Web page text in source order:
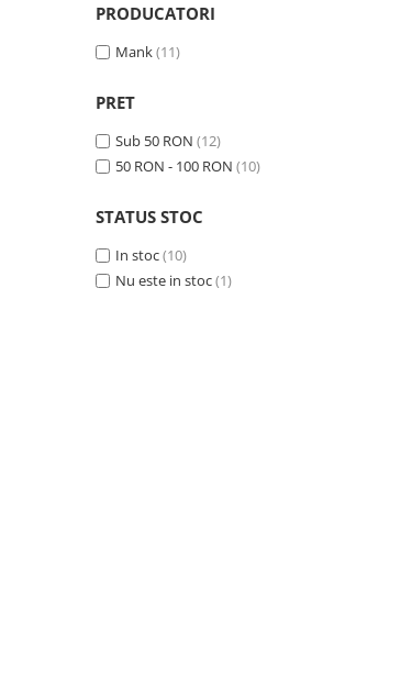
FUSTE MASA BUFET
FOLOSINTA
SETURI DE MASA
CUMPARA LA BAX - 1+1 Gratis
DECORURI DE MASA TEMATICE
DECOR ROSU & BORDO
PRODUCATORI
Mank(11)
PRET
Sub 50 RON (12)
50 RON - 100 RON (10)
STATUS STOC
In stoc(10)
Nu este in stoc(1)